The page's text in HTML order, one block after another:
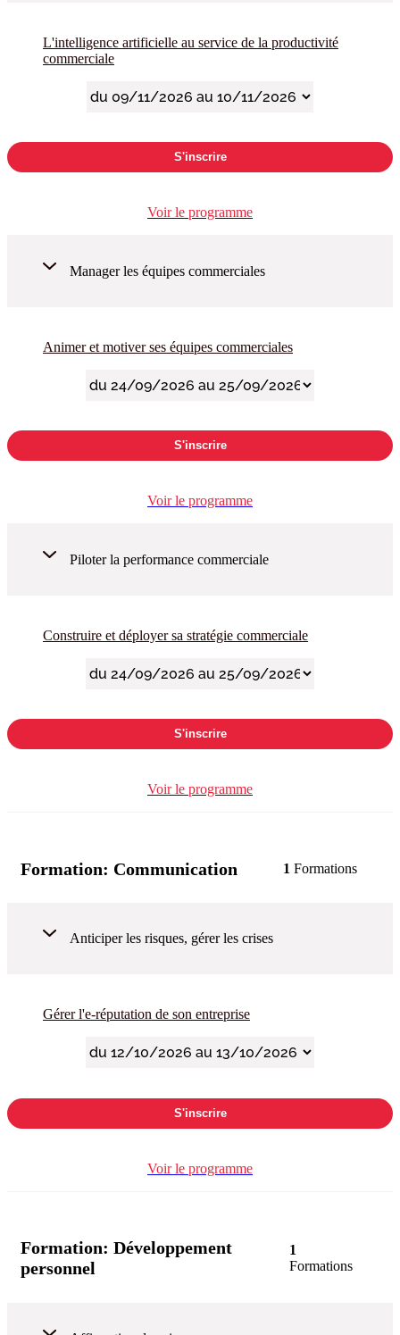
L'intelligence artificielle au service de la productivité
commerciale
S'inscrire
Voir le programme
Manager les équipes commerciales
Animer et motiver ses équipes commerciales
S'inscrire
Voir le programme
Piloter la performance commerciale
Construire et déployer sa stratégie commerciale
S'inscrire
Voir le programme
Formation: Communication 1 Formations
Anticiper les risques, gérer les crises
Gérer l'e-réputation de son entreprise
S'inscrire
Voir le programme
Formation: Développement
personnel
1
Formations